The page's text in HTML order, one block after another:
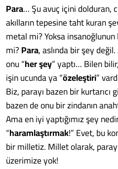
Para… Şu avuç içini dolduran,
akılların tepesine taht kuran
metal mi? Yoksa
mi?Para, aslında bir şey
onu “herşey” yaptı… Bilen
işin ucunda ya “özeleştiri”
Biz, parayı bazen bir kurtarıcı
bazen de onu bir zindanın
Ama en iyi yaptığımız şey
“haramlaştırmak!” Evet, bu
bir milletiz. Millet olarak,
üzerimize yok!